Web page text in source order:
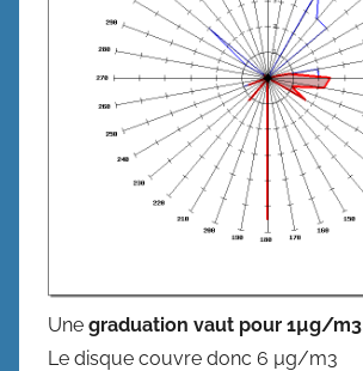
Une graduation vaut pour 1µg/m3
Le disque couvre donc 6 µg/m3